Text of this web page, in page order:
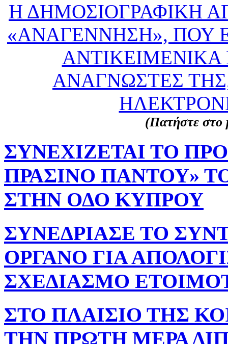
Η ΔΗΜΟΣΙΟΓΡΑΦΙΚΗ
«ΑΝΑΓΕΝΝΗΣΗ», ΠΟΥ
ΑΝΑΓΝΩΣΤΕΣ
(Πατήστε στο
ΣΥΝΕΧΙΖΕΤΑΙ ΤΟ
ΠΡΑΣΙΝΟ ΠΑΝΤΟΥ»
ΣΤΗΝ ΟΔΟ ΚΥΠΡΟΥ
ΣΥΝΕΔΡΙΑΣΕ ΤΟ
ΟΡΓΑΝΟ ΓΙΑ
ΣΧΕΔΙΑΣΜΟ
ΣΤΟ ΠΛΑΙΣΙΟ ΤΗΣ
ΤΗΝ ΠΡΩΤΗ ΜΕΡΑ